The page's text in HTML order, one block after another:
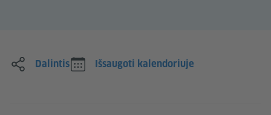
Dalintis Išsaugoti kalendoriuje